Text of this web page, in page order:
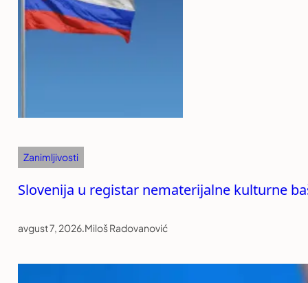
Zanimljivosti
Slovenija u registar nematerijalne kulturne
avgust 7, 2026.Miloš Radovanović